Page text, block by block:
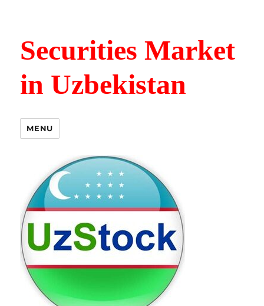
Securities Market
in Uzbekistan
MENU